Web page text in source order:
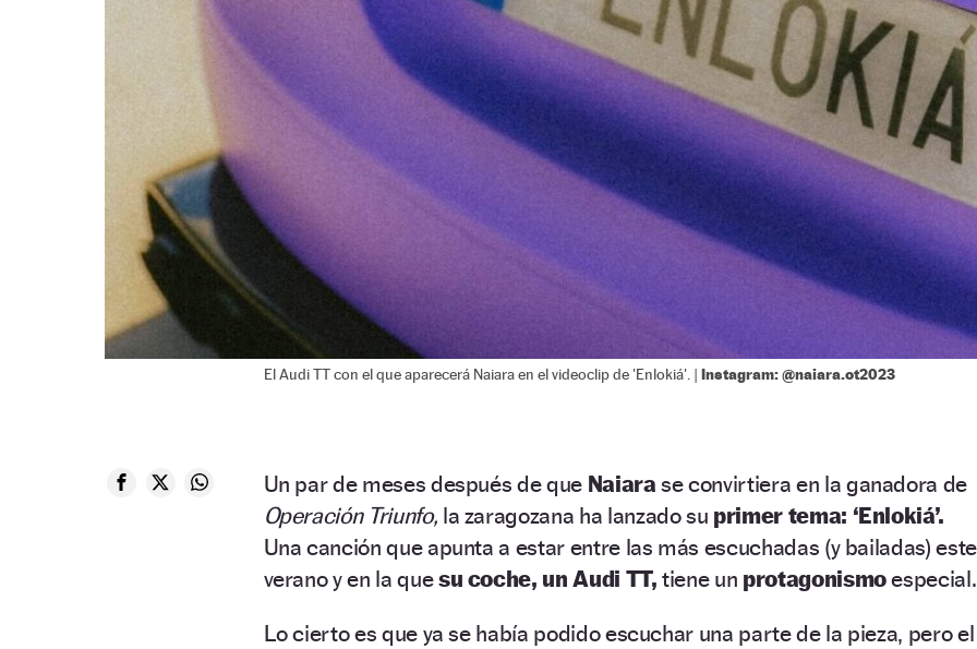
El Audi TT con el que aparecerá Naiara en el videoclip de 'Enlokiá'. | Instagram: @naiara.ot2023
Un par de meses después de que Naiarase convirtiera en la ganadora de
Operación Triunfo, la zaragozana ha lanzado su primer tema: ‘Enlokiá’.
Una canción que apunta a estar entre las más escuchadas (y bailadas) este
verano y en la quesu coche, un Audi TT,tiene un protagonismoespecial.
Lo cierto es que ya se había podido escuchar una parte de la pieza, pero el